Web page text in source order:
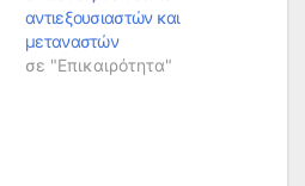
αντιεξουσιαστών και
μεταναστών
σε "Επικαιρότητα"